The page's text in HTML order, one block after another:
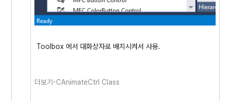
Toolbox 에서 대화상자로 배치시켜서 사용.
더보기-CAnimateCtrl Class